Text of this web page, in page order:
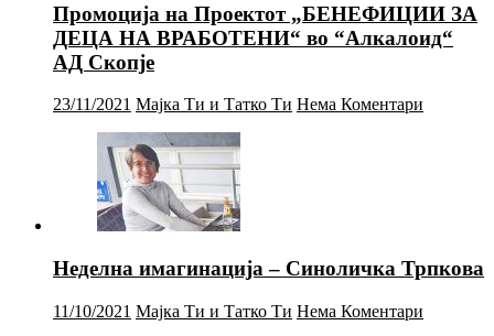
Промоција на Проектот „БЕНЕФИЦИИ ЗА
ДЕЦА НА ВРАБОТЕНИ“ во “Алкалоид“
АД Скопје
23/11/2021 Мајка Ти и Татко Ти Нема Коментари
Неделна имагинација – Синоличка Трпкова
11/10/2021 Мајка Ти и Татко Ти Нема Коментари